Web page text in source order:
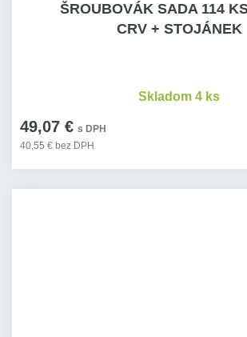
ŠROUBOVÁK SADA 114
CRV + STOJÁNEK
49,07 € s DPH
40,55 € bez DPH
Skladom 4 ks